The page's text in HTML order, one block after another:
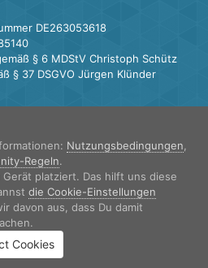
DE263053618
§ 6 MDStV Christoph Schütz
§ 37 DSGVO Jürgen Klünder
Cookies
FvLW e.V.
Invision Community
Nutzungsbedingungen
Regeln.
Gerät platziert. Das hilft uns diese
die Cookie-Einstellungen
davon aus, dass Du damit
Cookies